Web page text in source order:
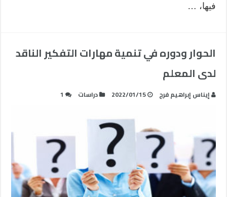
فيها، …
الحوار ودوره في تنمية مهارات التفكير الناقد
لدى المعلم
إيناس إبراهيم فرج 2022/01/15 دراسات 1